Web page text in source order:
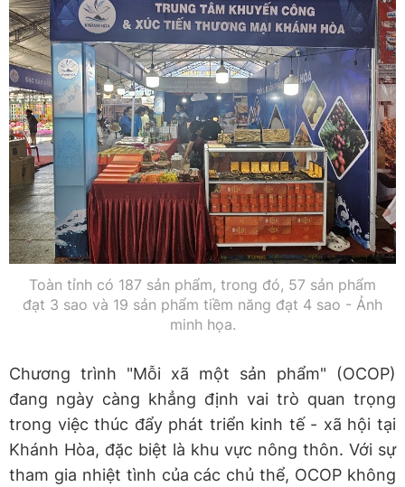
Toàn tỉnh có 187 sản phẩm, trong đó, 57 sản phẩm
đạt 3 sao và 19 sản phẩm tiềm năng đạt 4 sao - Ảnh
minh họa.
Chương trình "Mỗi xã một sản phẩm" (OCOP)
đang ngày càng khẳng định vai trò quan trọng
trong việc thúc đẩy phát triển kinh tế - xã hội tại
Khánh Hòa, đặc biệt là khu vực nông thôn. Với sự
tham gia nhiệt tình của các chủ thể, OCOP không